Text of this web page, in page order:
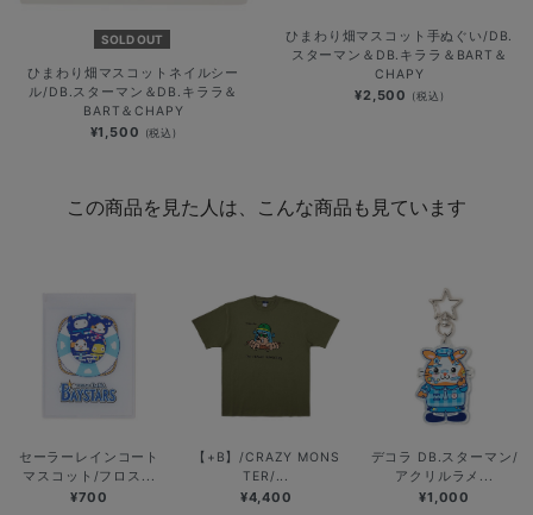
SOLD OUT
ひまわり畑マスコットネイルシー
ル/DB.スターマン＆DB.キララ＆
BART＆CHAPY
¥1,500 (税込)
ひまわり畑マスコット手ぬぐい/DB.
スターマン＆DB.キララ＆BART＆
CHAPY
¥2,500 (税込)
この商品を見た人は、こんな商品も見ています
セーラーレインコート
マスコット/フロス...
¥700
【+B】/CRAZY MONS
TER/...
¥4,400
デコラ DB.スターマン/
アクリルラメ...
¥1,000